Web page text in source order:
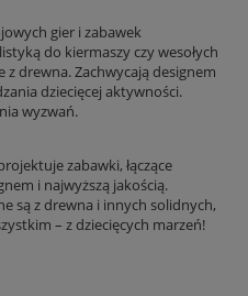
gier i zabawek
do kiermaszy czy wesołych
z drewna. Zachwycają designem
dziecięcej aktywności.
wyzwań.
zabawki, łączące
i najwyższą jakością.
są z drewna i innych solidnych,
– z dziecięcych marzeń!